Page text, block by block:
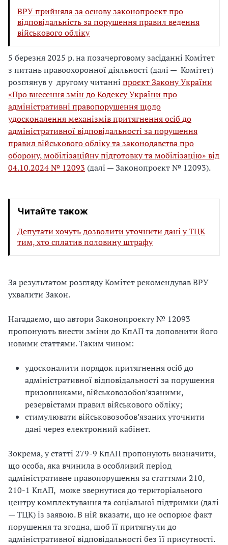
ВРУ прийняла за основу законопроект про
відповідальність за порушення правил ведення
військового обліку
5 березня 2025 р. на позачерговому засіданні Комітет
з питань правоохоронної діяльності (далі — Комітет)
розглянув у другому читанні проєкт Закону України
«Про внесення змін до Кодексу України про
адміністративні правопорушення щодо
удосконалення механізмів притягнення осіб до
адміністративної відповідальності за порушення
правил військового обліку та законодавства про
оборону, мобілізаційну підготовку та мобілізацію» від
04.10.2024 № 12093 (далі — Законопроєкт № 12093).
Читайте також
Депутати хочуть дозволити уточнити дані у ТЦК
тим, хто сплатив половину штрафу
За результатом розгляду Комітет рекомендував ВРУ
ухвалити Закон.
Нагадаємо, що автори Законопроєкту № 12093
пропонують внести зміни до КпАП та доповнити його
новими статтями. Таким чином:
удосконалити порядок притягнення осіб до
адміністративної відповідальності за порушення
призовниками, військовозобов’язаними,
резервістами правил військового обліку;
стимулювати військовозобов’язаних уточнити
дані через електронний кабінет.
Зокрема, у статті 279-9 КпАП пропонують визначити,
що особа, яка вчинила в особливий період
адміністративне правопорушення за статтями 210,
210-1 КпАП, може звернутися до територіального
центру комплектування та соціальної підтримки (далі
— ТЦК) із заявою. В ній вказати, що не оспорює факт
порушення та згодна, щоб її притягнули до
адміністративної відповідальності без її присутності.